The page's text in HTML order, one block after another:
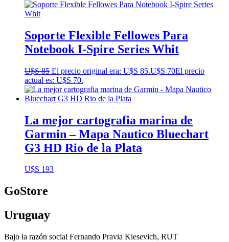
Soporte Flexible Fellowes Para
Notebook I-Spire Series Whit
U$S85 El precio original era: U$S 85.U$S 70El precio
actual es: U$S 70.
La mejor cartografia marina de
Garmin – Mapa Nautico Bluechart
G3 HD Rio de la Plata
U$S 193
GoStore
Uruguay
Bajo la razón social Fernando Pravia Kiesevich, RUT